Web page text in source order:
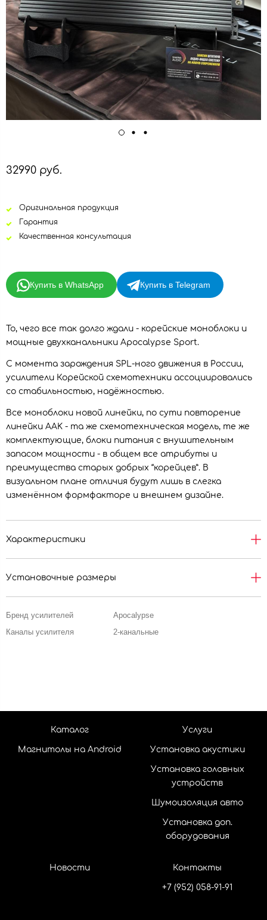
32990 руб.
Оригинальная продукция
Гарантия
Качественная консультация
Купить в WhatsApp Купить в Telegram
То, чего все так долго ждали - корейские моноблоки и
мощные двухканальники Apocalypse Sport.
С момента зарождения SPL-ного движения в России,
усилители Корейской схемотехники ассоциировались
со стабильностью, надёжностью.
Все моноблоки новой линейки, по сути повторение
линейки AAK - та же схемотехническая модель, те же
комплектующие, блоки питания с внушительным
запасом мощности - в общем все атрибуты и
преимущества старых добрых “корейцев”. В
визуальном плане отличия будут лишь в слегка
изменённом формфакторе и внешнем дизайне.
Характеристики
Установочные размеры
Бренд усилителей
Apocalypse
Каналы усилителя
2-канальные
Каталог
Магнитолы на Android
Услуги
Установка акустики
Установка головных
устройств
Шумоизоляция авто
Установка доп.
оборудования
Новости Контакты
+7 (952) 058-91-91